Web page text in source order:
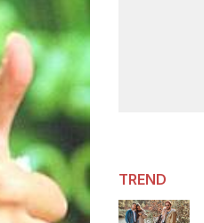
TREND